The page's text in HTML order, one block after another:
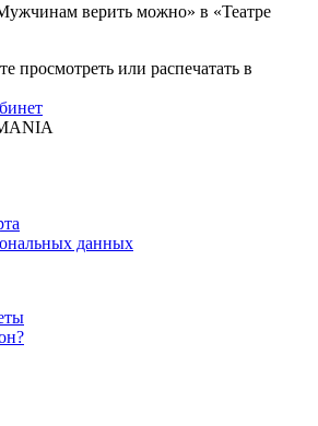
верить можно» в «Театре
или распечатать в
данных